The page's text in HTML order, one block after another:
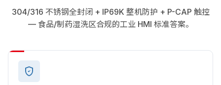
304/316 不锈钢全封闭 + IP69K 整机防护 + P-CAP 触控
— 食品/制药湿洗区合规的工业 HMI 标准答案。